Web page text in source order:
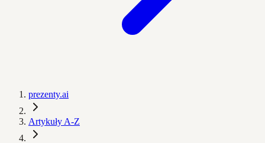
prezenty.ai
Artykuły A-Z